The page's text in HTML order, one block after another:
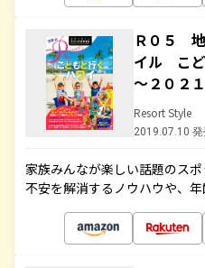
Ｒ０５
イル こ
～２０２１
Resort Style
2019.07.10
家族みんなが楽しい話題のス
不安を解消するノウハウや、